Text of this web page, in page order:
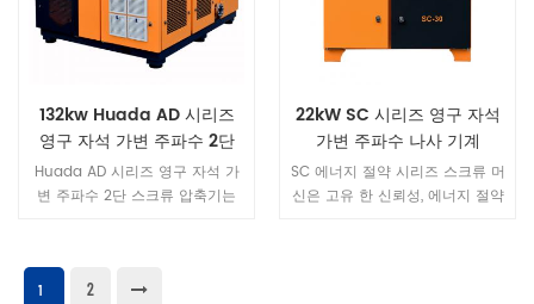
132kw Huada AD 시리즈
영구 자석 가변 주파수 2단
스크류 압축기
Huada AD 시리즈 영구 자석 가
변 주파수 2단 스크류 압축기는
을 갖는 특수 고성능 모터 설계를
채택합니다.
22kW SC 시리즈 영구 자석
가변 주파수 나사 기계
SC 에너지 절약 시리즈 스크류 머
신은 고유 한 신뢰성, 에너지 절약
1 2